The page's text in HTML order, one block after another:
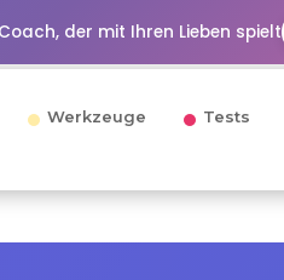
der mit Ihren Lieben spielt
Werkzeuge Tests